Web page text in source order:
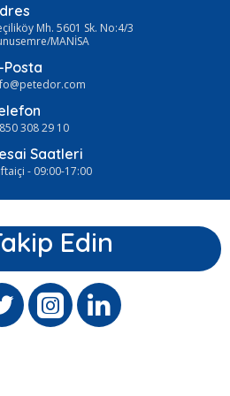
Mh. 5601 Sk. No:4/3
MANİSA
Posta
308 29 10
Saatleri
- 09:00-17:00
Edin